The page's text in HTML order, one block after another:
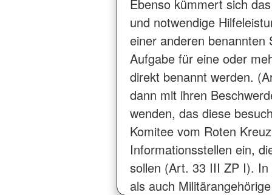
Ebenso kümmert sich
und notwendige
einer anderen benannten
Aufgabe für eine oder
direkt benannt werden.
dann mit ihren
wenden, das diese
Komitee vom Roten
Informationsstellen ein,
sollen (Art. 33 III ZP I).
als auch